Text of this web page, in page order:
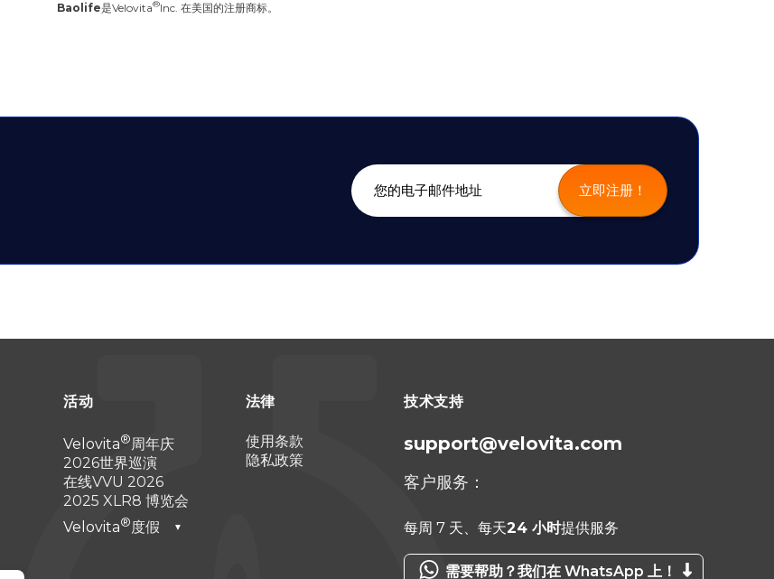
Baolife是Velovita Inc. 在美国的注册商标。
活动
Velovita
周年庆
2026世界巡演
在线VVU 2026
2025 XLR8 博览会
Velovita
度假 ▼
法律
使用条款
隐私政策
技术支持
support@velovita.com
客户服务：
每周 7 天、每天24 小时提供服务
需要帮助？我们在 WhatsApp 上！